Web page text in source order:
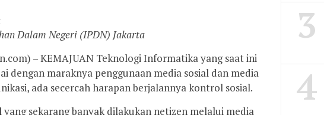
Dalam Negeri (IPDN) Jakarta
– KEMAJUAN Teknologi Informatika yang saat ini
dengan maraknya penggunaan media sosial dan media
ada secercah harapan berjalannya kontrol sosial.
sekarang banyak dilakukan netizen melalui media
3
4